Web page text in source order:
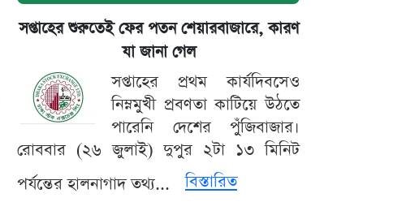
সপ্তাহের শুরুতেই ফের পতন শেয়ারবাজারে, কারণ
যা জানা গেল
সপ্তাহের প্রথম কার্যদিবসেও
নিম্নমুখী প্রবণতা কাটিয়ে উঠতে
পারেনি দেশের পুঁজিবাজার।
রোববার (২৬ জুলাই) দুপুর ২টা ১৩ মিনিট
পর্যন্তের হালনাগাদ তথ্য...
বিস্তারিত